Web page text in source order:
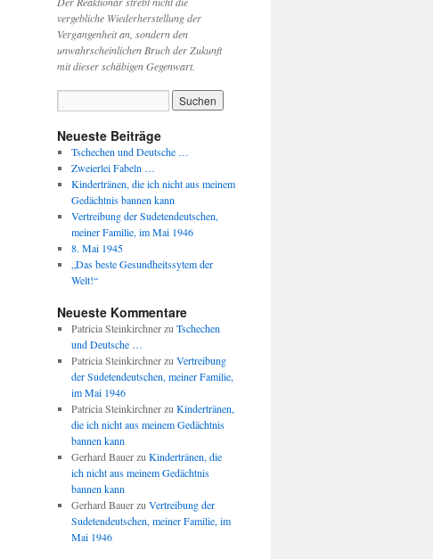
vergebliche Wiederherstellung der
Vergangenheit an, sondern den
unwahrscheinlichen Bruch der Zukunft
mit dieser schäbigen Gegenwart.
Neueste Beiträge
Tschechen und Deutsche …
Zweierlei Fabeln …
Kindertränen, die ich nicht aus meinem
Gedächtnis bannen kann
Vertreibung der Sudetendeutschen,
meiner Familie, im Mai 1946
8. Mai 1945
„Das beste Gesundheitssytem der
Welt!“
Neueste Kommentare
Patricia Steinkirchnerzu Tschechen
und Deutsche …
Patricia Steinkirchnerzu Vertreibung
der Sudetendeutschen, meiner Familie,
im Mai 1946
Patricia Steinkirchnerzu Kindertränen,
die ich nicht aus meinem Gedächtnis
bannen kann
Gerhard Bauerzu Kindertränen, die
ich nicht aus meinem Gedächtnis
bannen kann
Gerhard Bauerzu Vertreibung der
Sudetendeutschen, meiner Familie, im
Mai 1946